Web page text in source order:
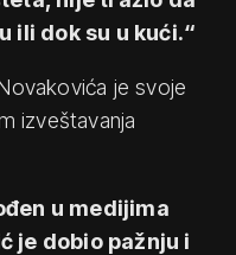
ili dok su u kući.“
je svoje
izveštavanja
u medijima
je dobio pažnju i